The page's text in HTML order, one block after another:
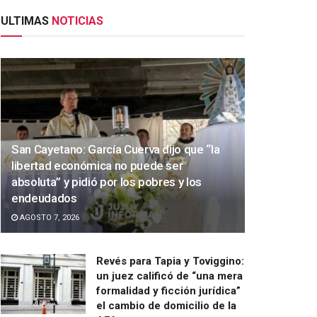
ULTIMAS NOTICIAS
San Cayetano: García Cuerva dijo que “la
libertad económica no puede ser
absoluta” y pidió por los pobres y los
endeudados
AGOSTO 7, 2026
Revés para Tapia y Toviggino:
un juez calificó de “una mera
formalidad y ficción jurídica”
el cambio de domicilio de la